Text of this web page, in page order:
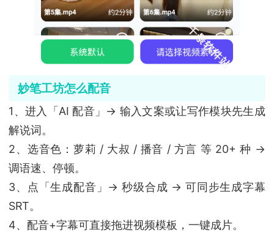
妙笔工坊怎么配音
1、进入「AI 配音」→ 输入文案或让写作模块先生成
解说词。
2、选音色：萝莉 / 大叔 / 播音 / 方言 等 20+ 种 →
调语速、停顿。
3、点「生成配音」→ 秒级合成 → 可同步生成字幕
SRT。
4、配音+字幕可直接拖进视频模板，一键成片。